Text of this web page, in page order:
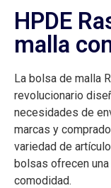
HPDE
malla
La bolsa de malla
revolucionario
necesidades de
marcas y
variedad de
bolsas ofrecen
comodidad.